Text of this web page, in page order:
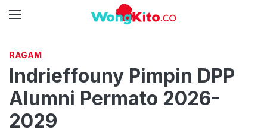
RAGAM
Indrieffouny Pimpin DPP
Alumni Permato 2026-
2029